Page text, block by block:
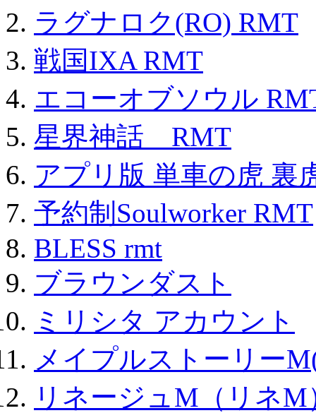
ラグナロク(RO) RMT
戦国IXA RMT
エコーオブソウル
星界神話 RMT
アプリ版 単車の虎 裏
予約制Soulworker RMT
BLESS rmt
ブラウンダスト
ミリシタ アカウント
メイプルストーリー
リネージュM（リネM